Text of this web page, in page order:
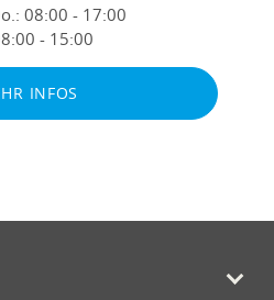
08:00 - 17:00
- 15:00
INFOS